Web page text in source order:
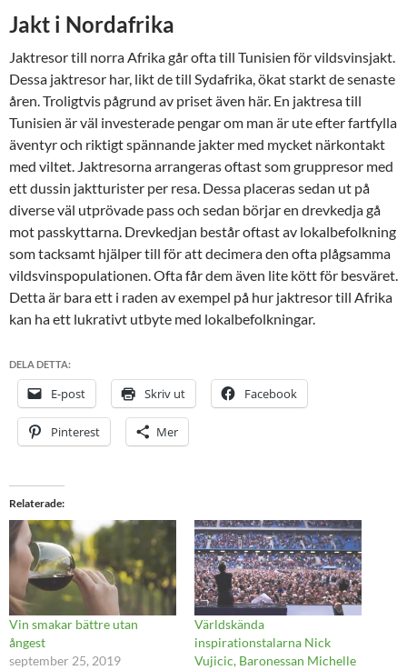
Jakt i Nordafrika
Jaktresor till norra Afrika går ofta till Tunisien för vildsvinsjakt.
Dessa jaktresor har, likt de till Sydafrika, ökat starkt de senaste
åren. Troligtvis pågrund av priset även här. En jaktresa till
Tunisien är väl investerade pengar om man är ute efter fartfylla
äventyr och riktigt spännande jakter med mycket närkontakt
med viltet. Jaktresorna arrangeras oftast som gruppresor med
ett dussin jaktturister per resa. Dessa placeras sedan ut på
diverse väl utprövade pass och sedan börjar en drevkedja gå
mot passkyttarna. Drevkedjan består oftast av lokalbefolkning
som tacksamt hjälper till för att decimera den ofta plågsamma
vildsvinspopulationen. Ofta får dem även lite kött för besväret.
Detta är bara ett i raden av exempel på hur jaktresor till Afrika
kan ha ett lukrativt utbyte med lokalbefolkningar.
DELA DETTA:
E-post Skriv ut Facebook
Pinterest Mer
Relaterade
Vin smakar bättre utan
ångest
september 25, 2019
Världskända
inspirationstalarna Nick
Vujicic, Baronessan Michelle